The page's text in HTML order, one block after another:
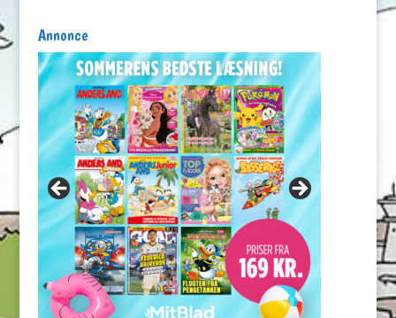
Annonce